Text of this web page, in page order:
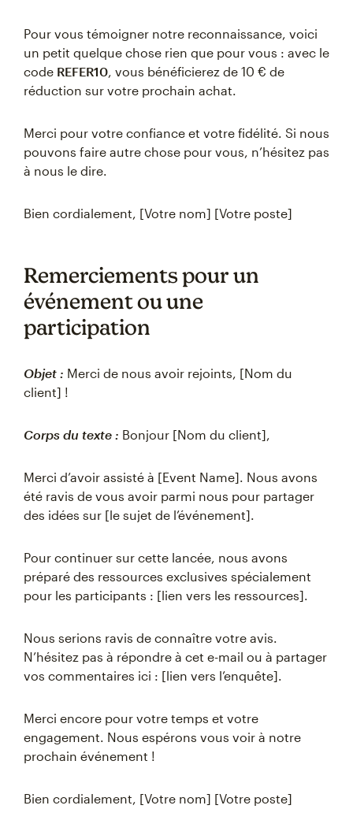
Pour vous témoigner notre reconnaissance, voici
un petit quelque chose rien que pour vous : avec le
code REFER10, vous bénéficierez de 10 € de
réduction sur votre prochain achat.
Merci pour votre confiance et votre fidélité. Si nous
pouvons faire autre chose pour vous, n’hésitez pas
à nous le dire.
Bien cordialement, [Votre nom] [Votre poste]
Remerciements pour un
événement ou une
participation
Objet : Merci de nous avoir rejoints, [Nom du
client] !
Corps du texte : Bonjour [Nom du client],
Merci d’avoir assisté à [Event Name]. Nous avons
été ravis de vous avoir parmi nous pour partager
des idées sur [le sujet de l’événement].
Pour continuer sur cette lancée, nous avons
préparé des ressources exclusives spécialement
pour les participants : [lien vers les ressources].
Nous serions ravis de connaître votre avis.
N’hésitez pas à répondre à cet e-mail ou à partager
vos commentaires ici : [lien vers l’enquête].
Merci encore pour votre temps et votre
engagement. Nous espérons vous voir à notre
prochain événement !
Bien cordialement, [Votre nom] [Votre poste]